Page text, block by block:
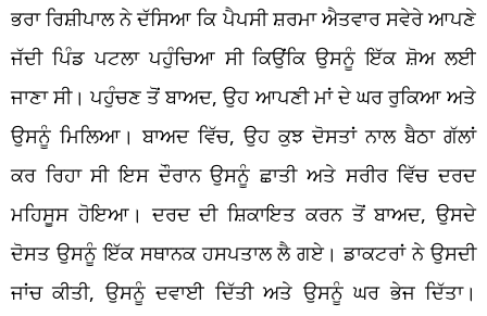
ਭਰਾ ਰਿਸ਼ੀਪਾਲ ਨੇ ਦੱਸਿਆ ਕਿ ਪੈਪਸੀ ਸ਼ਰਮਾ ਐਤਵਾਰ ਸਵੇਰੇ ਆਪਣੇ
ਜੱਦੀ ਪਿੰਡ ਪਟਲਾ ਪਹੁੰਚਿਆ ਸੀ ਕਿਉਂਕਿ ਉਸਨੂੰ ਇੱਕ ਸ਼ੋਅ ਲਈ
ਜਾਣਾ ਸੀ। ਪਹੁੰਚਣ ਤੋਂ ਬਾਅਦ, ਉਹ ਆਪਣੀ ਮਾਂ ਦੇ ਘਰ ਰੁਕਿਆ ਅਤੇ
ਉਸਨੂੰ ਮਿਲਿਆ। ਬਾਅਦ ਵਿੱਚ, ਉਹ ਕੁਝ ਦੋਸਤਾਂ ਨਾਲ ਬੈਠਾ ਗੱਲਾਂ
ਕਰ ਰਿਹਾ ਸੀ ਇਸ ਦੌਰਾਨ ਉਸਨੂੰ ਛਾਤੀ ਅਤੇ ਸਰੀਰ ਵਿੱਚ ਦਰਦ
ਮਹਿਸੂਸ ਹੋਇਆ। ਦਰਦ ਦੀ ਸ਼ਿਕਾਇਤ ਕਰਨ ਤੋਂ ਬਾਅਦ, ਉਸਦੇ
ਦੋਸਤ ਉਸਨੂੰ ਇੱਕ ਸਥਾਨਕ ਹਸਪਤਾਲ ਲੈ ਗਏ। ਡਾਕਟਰਾਂ ਨੇ ਉਸਦੀ
ਜਾਂਚ ਕੀਤੀ, ਉਸਨੂੰ ਦਵਾਈ ਦਿੱਤੀ ਅਤੇ ਉਸਨੂੰ ਘਰ ਭੇਜ ਦਿੱਤਾ।